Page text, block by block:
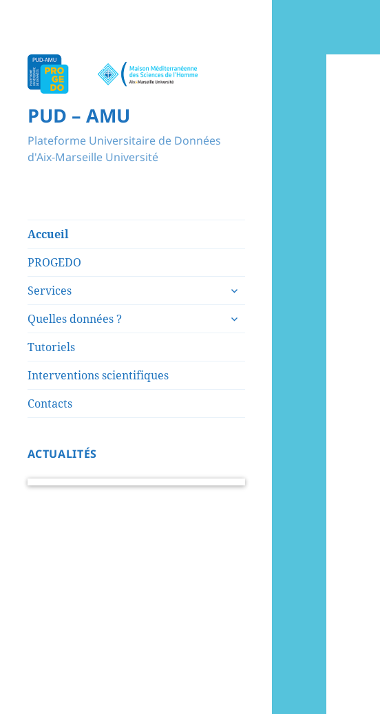
PUD – AMU
Plateforme Universitaire de Données
d'Aix-Marseille Université
Accueil
PROGEDO
Services
ouvrir
sous-
Quelles données ?
ouvrir
Tutoriels
Interventions scientifiques
Contacts
ACTUALITÉS